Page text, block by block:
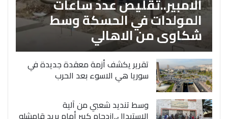
المولدات في الحسكة وسط
شكاوى من الاهالي
تقرير يكشف أزمة معقدة جديدة في
سوريا هي الاسوء بعد الحرب
وسط تنديد شعبي من آلية